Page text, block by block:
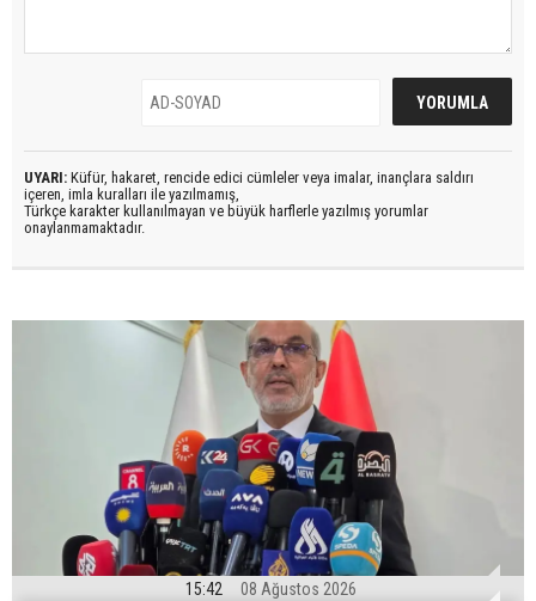
UYARI: Küfür, hakaret, rencide edici cümleler veya imalar, inançlara saldırı
içeren, imla kuralları ile yazılmamış,
Türkçe karakter kullanılmayan ve büyük harflerle yazılmış yorumlar
onaylanmamaktadır.
15:42 08 Ağustos 2026